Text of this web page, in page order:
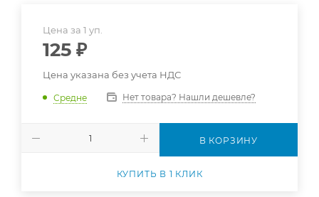
Цена за 1 уп.
125 ₽
Цена указана без учета НДС
Средне Нет товара? Нашли дешевле?
В КОРЗИНУ
КУПИТЬ В 1 КЛИК